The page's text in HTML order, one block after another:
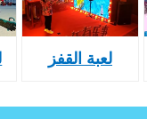
لعبة القفز